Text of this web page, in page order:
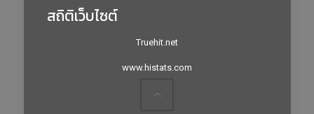
สถิติเว็บไซต์
Truehit.net
www.histats.com